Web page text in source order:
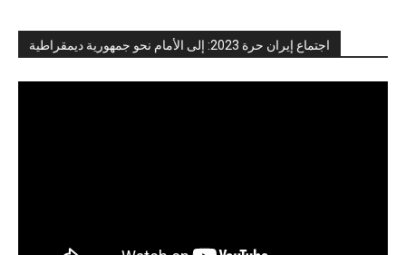
اجتماع إيران حرة 2023: إلى الأمام نحو جمهورية ديمقراطية